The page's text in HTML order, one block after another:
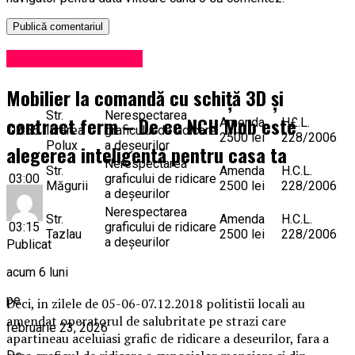
02:55
Str.
Inrarea
Polux
Nerespectarea
graficului de ridicare
a deşeurilor
Amenda
2500 lei
H£.L.
228/2006
03:00
Str.
Măgurii
Nerespectarea
graficului de ridicare
a deşeurilor
Amenda
2500 lei
H.C.L.
228/2006
03:15
Str.
Tazlau
Nerespectarea
graficului de ridicare
a deşeurilor
Amenda
2500 lei
H.C.L.
228/2006
Deci, in zilele de 05-06-07.12.2018 politistii locali au
amendat operatorul de salubritate pe strazi care
apartineau aceluiasi grafic de ridicare a deseurilor, fara a
Mobilier la comandă cu schiță 3D și
contract ferm – De ce NCH Mob este
alegerea inteligentă pentru casa ta
Publicat
acum 6 luni
pe
februarie 23, 2026